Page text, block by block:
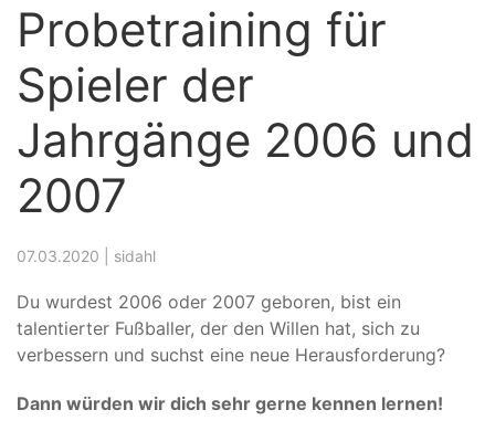
Probetraining für
Spieler der
Jahrgänge 2006 und
2007
07.03.2020 | sidahl
Du wurdest 2006 oder 2007 geboren, bist ein
talentierter Fußballer, der den Willen hat, sich zu
verbessern und suchst eine neue Herausforderung?
Dann würden wir dich sehr gerne kennen lernen!